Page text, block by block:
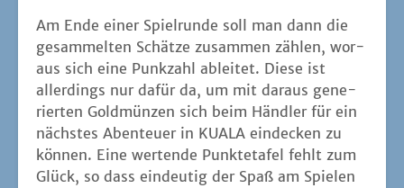
Am Ende einer Spiel­run­de soll man dann die
gesam­mel­ten Schät­ze zusam­men zäh­len, wor­
aus sich eine Punk­zahl ablei­tet. Die­se ist
aller­dings nur dafür da, um mit dar­aus gene­
rier­ten Gold­mün­zen sich beim Händ­ler für ein
nächs­tes Aben­teu­er in KUALA ein­de­cken zu
kön­nen. Eine wer­ten­de Punk­te­ta­fel fehlt zum
Glück, so dass ein­deu­tig der Spaß am Spie­len